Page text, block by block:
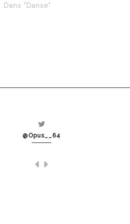
Dans "Danse"
@Opus__64